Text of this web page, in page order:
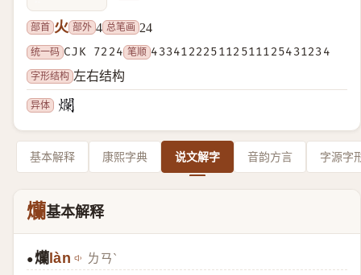
部首 火 部外 4 总笔画 24
统一码 CJK 7224 笔顺 433412225112511125431234
字形结构 左右结构
异体
基本解释 康熙字典 说文解字 音韵方言 字源字
爤基本解释
●爤 làn ㄌㄢˋ